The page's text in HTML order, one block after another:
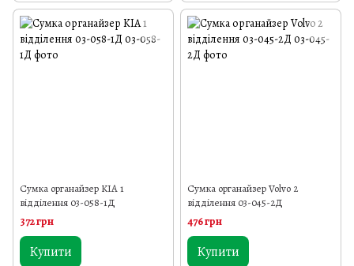
Сумка органайзер KIA 1
відділення 03-058-1Д
372 грн
Купити
Сумка органайзер Volvo 2
відділення 03-045-2Д
476 грн
Купити